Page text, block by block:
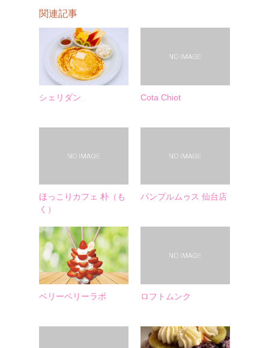
関連記事
シェリダン Cota Chiot
ほっこりカフェ 朴（も
く）
パンプルムゥス 仙台店
ベリーベリーラボ ロフトムンク